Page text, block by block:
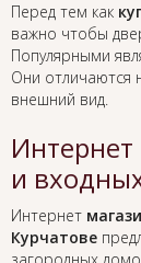
Перед тем как
важно чтобы
Популярными
Они отличаются
внешний вид.
и
Интернет
Курчатове